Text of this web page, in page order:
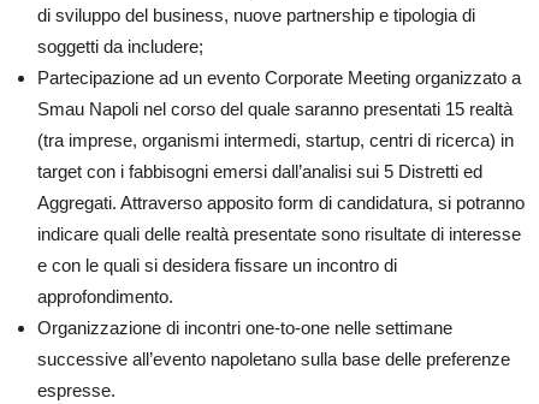
di sviluppo del business, nuove partnership e tipologia di
soggetti da includere;
Partecipazione ad un evento Corporate Meeting organizzato a
Smau Napoli nel corso del quale saranno presentati 15 realtà
(tra imprese, organismi intermedi, startup, centri di ricerca) in
target con i fabbisogni emersi dall’analisi sui 5 Distretti ed
Aggregati. Attraverso apposito form di candidatura, si potranno
indicare quali delle realtà presentate sono risultate di interesse
e con le quali si desidera fissare un incontro di
approfondimento.
Organizzazione di incontri one-to-one nelle settimane
successive all’evento napoletano sulla base delle preferenze
espresse.